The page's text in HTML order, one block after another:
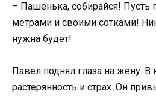
– Пашенька, собирайся! Пусть
метрами и своими сотками!
нужна будет!
Павел поднял глаза на жену. В
растерянность и страх. Он